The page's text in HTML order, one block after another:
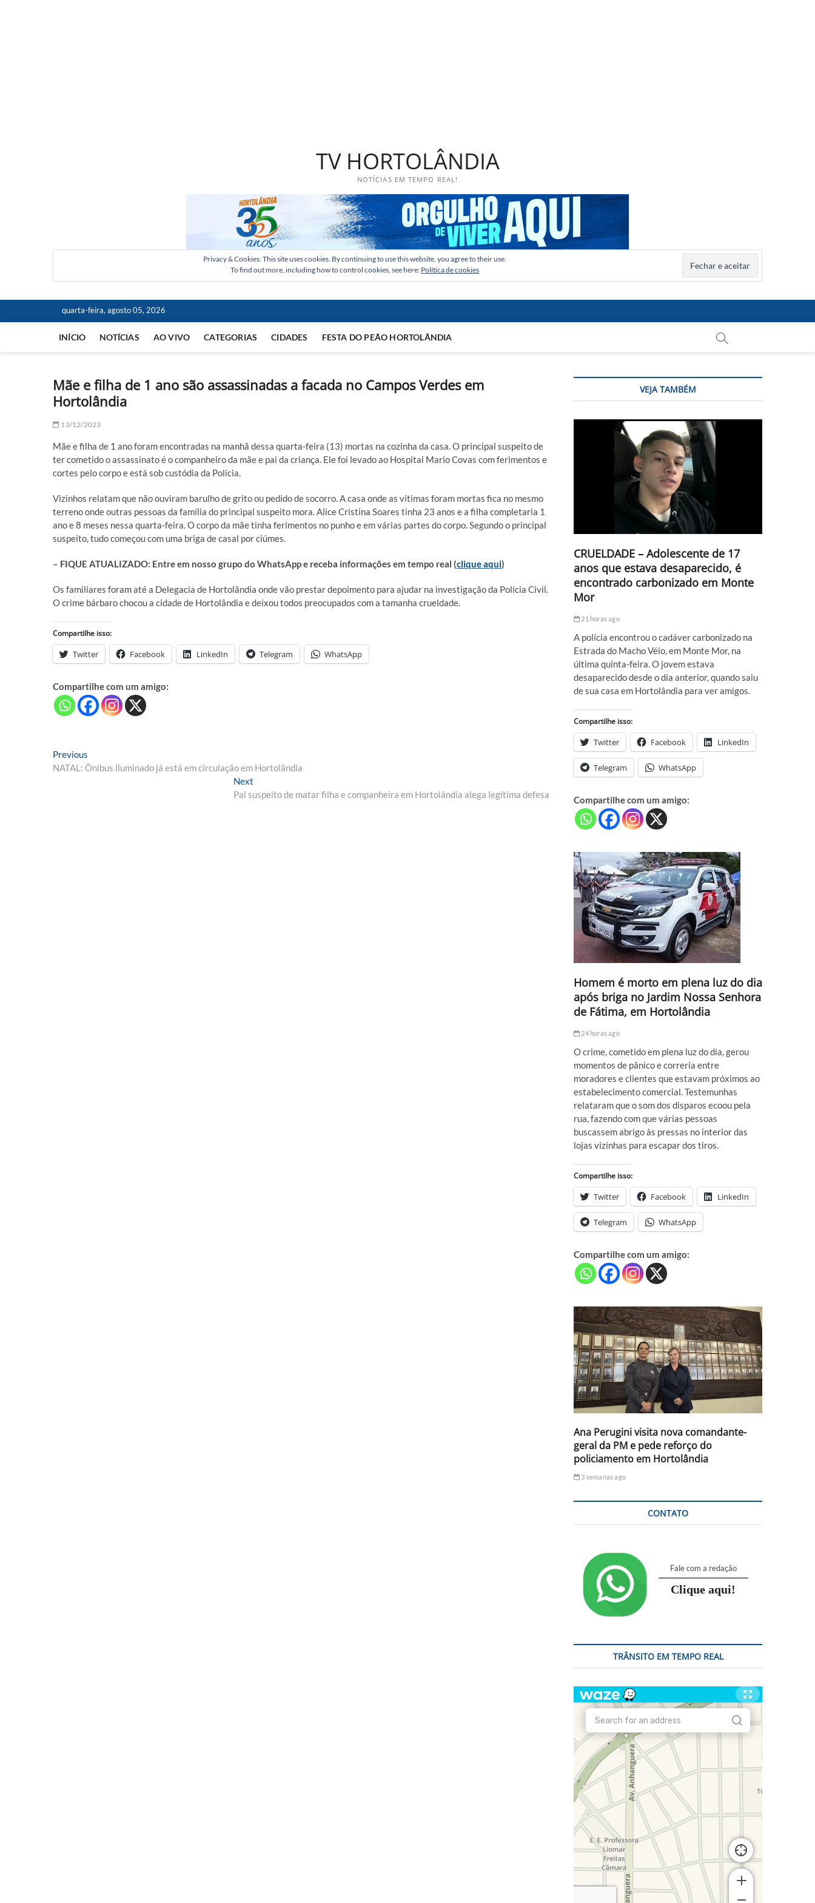
TV HORTOLÂNDIA
NOTÍCIAS EM TEMPO REAL!
Privacy & Cookies: This site uses cookies. By continuing to use this website, you agree to their use.
To find out more, including how to control cookies, see here: Política de cookies
quarta-feira, agosto 05, 2026
INÍCIO NOTÍCIAS AO VIVO CATEGORIAS CIDADES FESTA DO PEÃO HORTOLÂNDIA
Mãe e filha de 1 ano são assassinadas a facada no Campos Verdes em
Hortolândia
13/12/2023
Mãe e filha de 1 ano foram encontradas na manhã dessa quarta-feira (13) mortas na cozinha da casa. O principal suspeito de
ter cometido o assassinato é o companheiro da mãe e pai da criança. Ele foi levado ao Hospital Mario Covas com ferimentos e
cortes pelo corpo e está sob custódia da Polícia.
Vizinhos relatam que não ouviram barulho de grito ou pedido de socorro. A casa onde as vítimas foram mortas fica no mesmo
terreno onde outras pessoas da família do principal suspeito mora. Alice Cristina Soares tinha 23 anos e a filha completaria 1
ano e 8 meses nessa quarta-feira. O corpo da mãe tinha ferimentos no punho e em várias partes do corpo. Segundo o principal
suspeito, tudo começou com uma briga de casal por ciúmes.
– FIQUE ATUALIZADO: Entre em nosso grupo do WhatsApp e receba informações em tempo real (clique aqui)
Os familiares foram até a Delegacia de Hortolândia onde vão prestar depoimento para ajudar na investigação da Polícia Civil.
O crime bárbaro chocou a cidade de Hortolândia e deixou todos preocupados com a tamanha crueldade.
Compartilhe isso:
Twitter Facebook LinkedIn Telegram WhatsApp
Compartilhe com um amigo:
Navegação
de
Previous
post:
NATAL: Ônibus iluminado já está em circulação em Hortolândia
Next
post:
Pai suspeito de matar filha e companheira em Hortolândia alega legítima defesa
VEJA TAMBÉM
CRUELDADE – Adolescente de 17
anos que estava desaparecido, é
encontrado carbonizado em Monte
Mor
21 horas ago
A polícia encontrou o cadáver carbonizado na
Estrada do Macho Véio, em Monte Mor, na
última quinta-feira. O jovem estava
desaparecido desde o dia anterior, quando saiu
de sua casa em Hortolândia para ver amigos.
Compartilhe isso:
Twitter Facebook LinkedIn
Telegram WhatsApp
Compartilhe com um amigo:
Homem é morto em plena luz do dia
após briga no Jardim Nossa Senhora
de Fátima, em Hortolândia
24 horas ago
O crime, cometido em plena luz do dia, gerou
momentos de pânico e correria entre
moradores e clientes que estavam próximos ao
estabelecimento comercial. Testemunhas
relataram que o som dos disparos ecoou pela
rua, fazendo com que várias pessoas
buscassem abrigo às pressas no interior das
lojas vizinhas para escapar dos tiros.
Compartilhe isso:
Twitter Facebook LinkedIn
Telegram WhatsApp
Compartilhe com um amigo:
Ana Perugini visita nova comandante-
geral da PM e pede reforço do
policiamento em Hortolândia
3 semanas ago
CONTATO
Fale com a redação
Clique aqui!
TRÂNSITO EM TEMPO REAL